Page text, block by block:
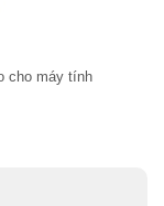
cho máy tính